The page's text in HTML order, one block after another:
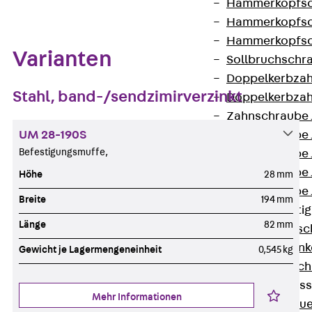
Zahnschraube
Zahnschraube
Zahnschraube
Zahnschraube
Zahnschraube
Zurück
Zurück
Varianten
Stahl, band-/sendzimirverzinkt
UM 28-190S
Befestigungsmuffe,
Höhe 28 mm
Breite 194 mm
Länge 82 mm
Gewicht je Lagermengeneinheit 0,545 kg
Mehr Informationen